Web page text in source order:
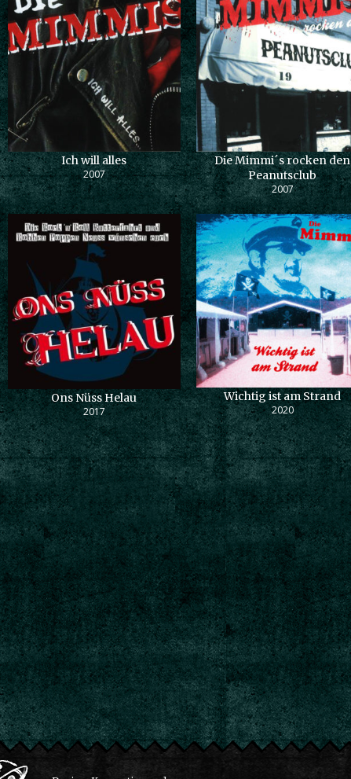
Ich will alles
2007
Die Mimmi´s rocken den
Peanutsclub
2007
Ons Nüss Helau
2017
Wichtig ist am Strand
2020